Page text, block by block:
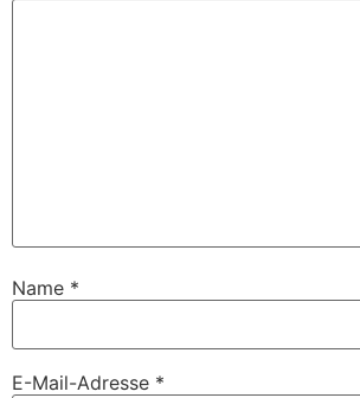
Name *
E-Mail-Adresse *